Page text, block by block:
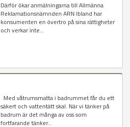
Därför ökar anmälningarna till Allmänna
Reklamationsnämnden ARN Ibland har
konsumenten en övertro på sina rättigheter
och verkar inte...
Med våtrumsmatta i badrummet får du ett
säkert och vattentätt skal. När vi tänker på
badrum är det många av oss som
fortfarande tänker...